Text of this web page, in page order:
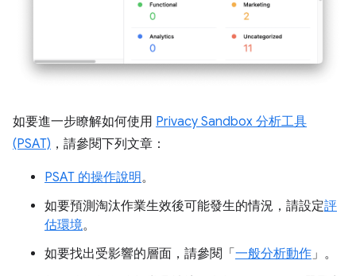
如要進一步瞭解如何使用 Privacy Sandbox 分析工具
(PSAT) ，請參閱下列文章：
PSAT 的操作說明。
如要預測淘汰作業生效後可能發生的情況，請設定評
估環境。
如要找出受影響的層面，請參閱「 一般分析動作」。